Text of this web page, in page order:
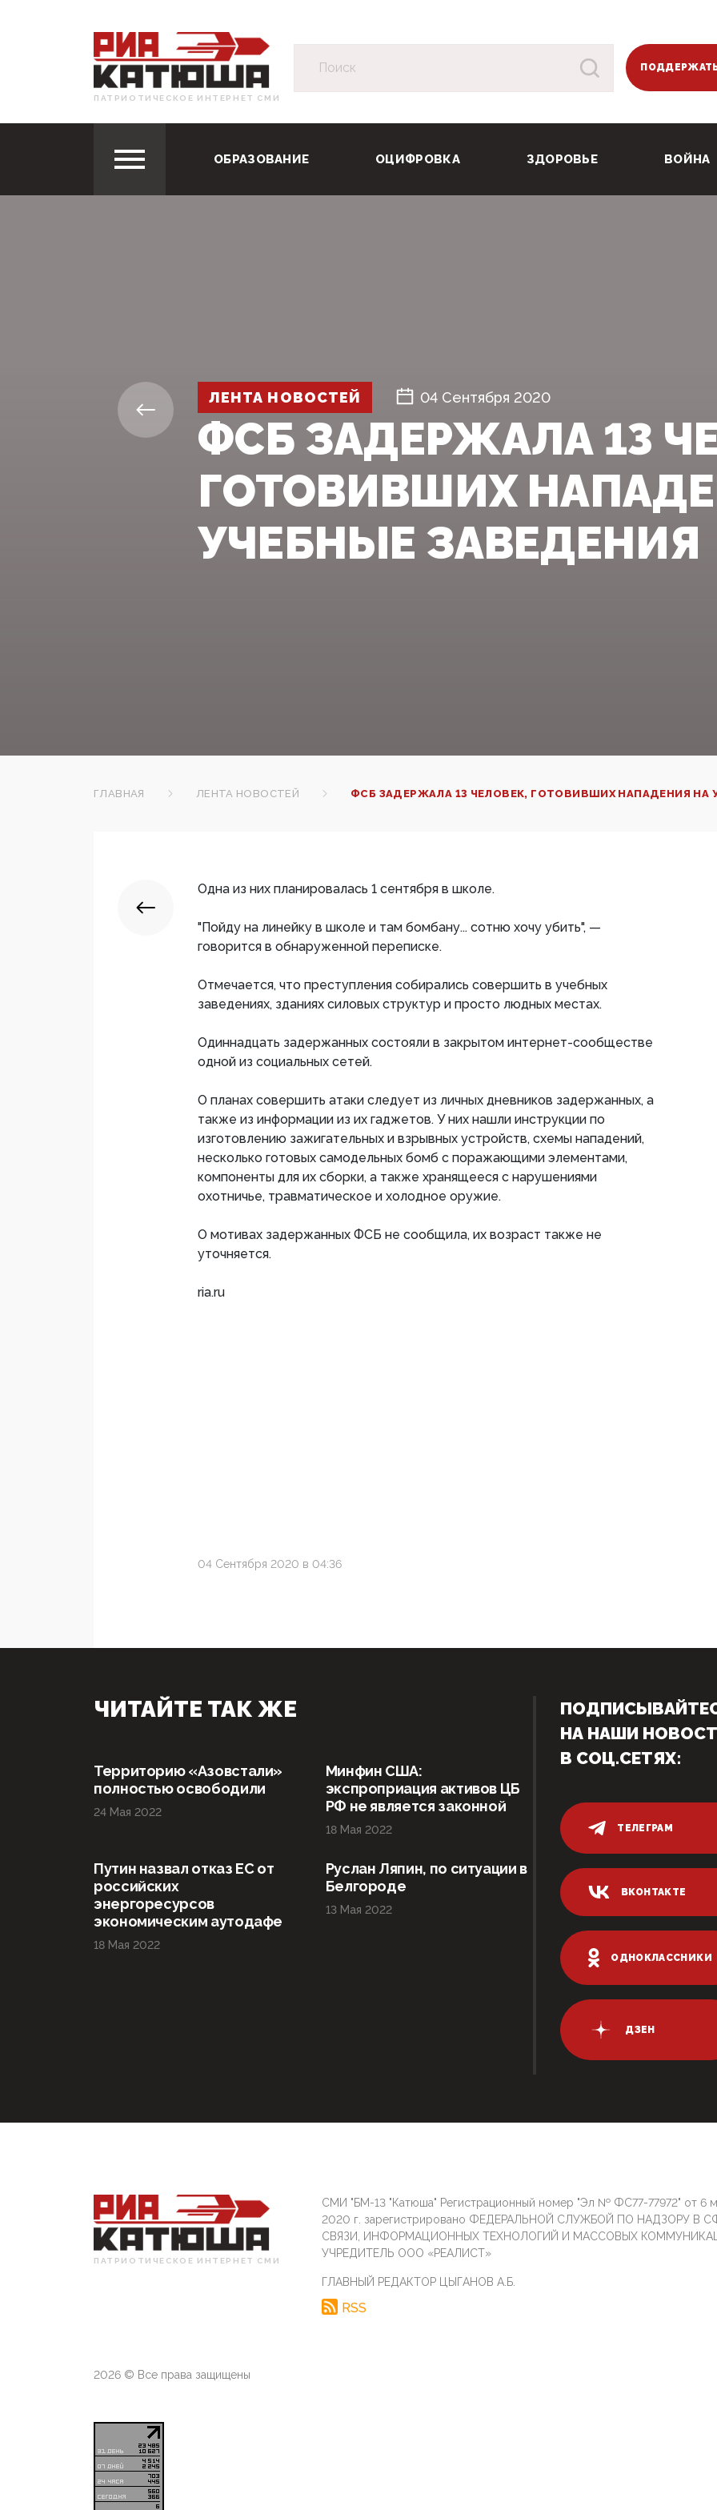
ПАТРИОТИЧЕСКОЕ ИНТЕРНЕТ СМИ
ОБРАЗОВАНИЕ ОЦИФРОВКА ЗДОРОВЬЕ ВОЙНА
ЛЕНТА НОВОСТЕЙ 04 Сентября 2020
ФСБ ЗАДЕРЖАЛА 13
ГОТОВИВШИХ
УЧЕБНЫЕ ЗАВЕДЕНИЯ
ГЛАВНАЯ ЛЕНТА НОВОСТЕЙ ФСБ ЗАДЕРЖАЛА 13 ЧЕЛОВЕК, ГОТОВИВШИХ НАПАДЕНИЯ НА
Одна из них планировалась 1 сентября в школе.
"Пойду на линейку в школе и там бомбану... сотню хочу убить", —
говорится в обнаруженной переписке.
Отмечается, что преступления собирались совершить в учебных
заведениях, зданиях силовых структур и просто людных местах.
Одиннадцать задержанных состояли в закрытом интернет-сообществе
одной из социальных сетей.
О планах совершить атаки следует из личных дневников задержанных, а
также из информации из их гаджетов. У них нашли инструкции по
изготовлению зажигательных и взрывных устройств, схемы нападений,
несколько готовых самодельных бомб с поражающими элементами,
компоненты для их сборки, а также хранящееся с нарушениями
охотничье, травматическое и холодное оружие.
О мотивах задержанных ФСБ не сообщила, их возраст также не
уточняется.
ria.ru
04 Сентября 2020 в 04:36
ЧИТАЙТЕ ТАК ЖЕ
Территорию «Азовстали»
полностью освободили
24 Мая 2022
Минфин США:
экспроприация активов ЦБ
РФ не является законной
18 Мая 2022
Путин назвал отказ ЕС от
российских
энергоресурсов
экономическим аутодафе
18 Мая 2022
Руслан Ляпин, по ситуации в
Белгороде
13 Мая 2022
НА НАШИ
В СОЦ.СЕТЯХ:
ТЕЛЕГРАМ
ВКОНТАКТЕ
ОДНОКЛАССНИКИ
ДЗЕН
ПАТРИОТИЧЕСКОЕ ИНТЕРНЕТ СМИ
СМИ "БМ-13 "Катюша" Регистрационный номер "Эл № ФС77-77972" от 6
2020 г. зарегистрировано ФЕДЕРАЛЬНОЙ СЛУЖБОЙ ПО НАДЗОРУ В
СВЯЗИ, ИНФОРМАЦИОННЫХ ТЕХНОЛОГИЙ И МАССОВЫХ
УЧРЕДИТЕЛЬ ООО «РЕАЛИСТ»
ГЛАВНЫЙ РЕДАКТОР ЦЫГАНОВ А.Б.
RSS
2026 © Все права защищены